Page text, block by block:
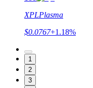
XPLPlasma
$0.0767+1.18%
1
2
3